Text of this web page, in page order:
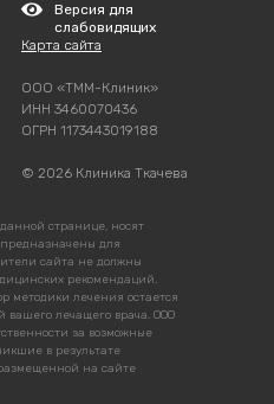
Версия для
слабовидящих
Карта сайта
ООО «ТММ-Клиник»
ИНН 3460070436
ОГРН 1173443019188
© 2026 Клиника Ткачева
странице, носят
для
сайта не должны
рекомендаций.
методики лечения остается
вашего лечащего врача. ООО
за возможные
в результате
на сайте